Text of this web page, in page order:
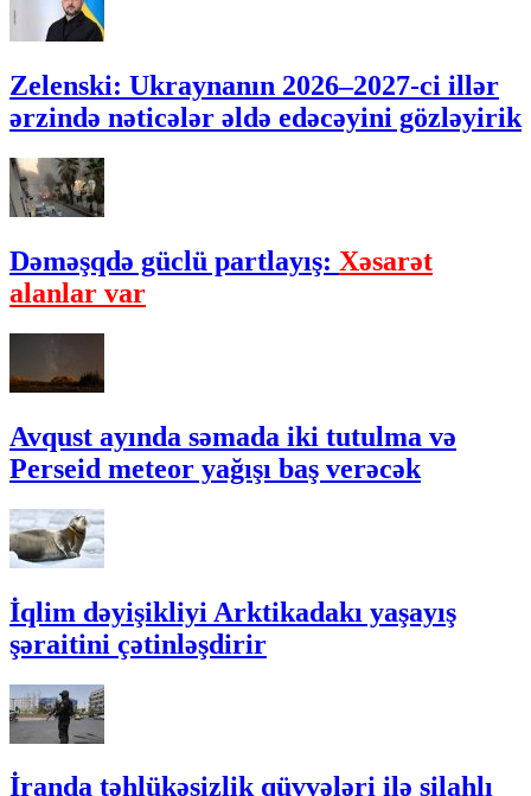
Zelenski: Ukraynanın 2026–2027-ci illər
ərzində nəticələr əldə edəcəyini gözləyirik
Dəməşqdə güclü partlayış: Xəsarət
alanlar var
Avqust ayında səmada iki tutulma və
Perseid meteor yağışı baş verəcək
İqlim dəyişikliyi Arktikadakı yaşayış
şəraitini çətinləşdirir
İranda təhlükəsizlik qüvvələri ilə silahlı